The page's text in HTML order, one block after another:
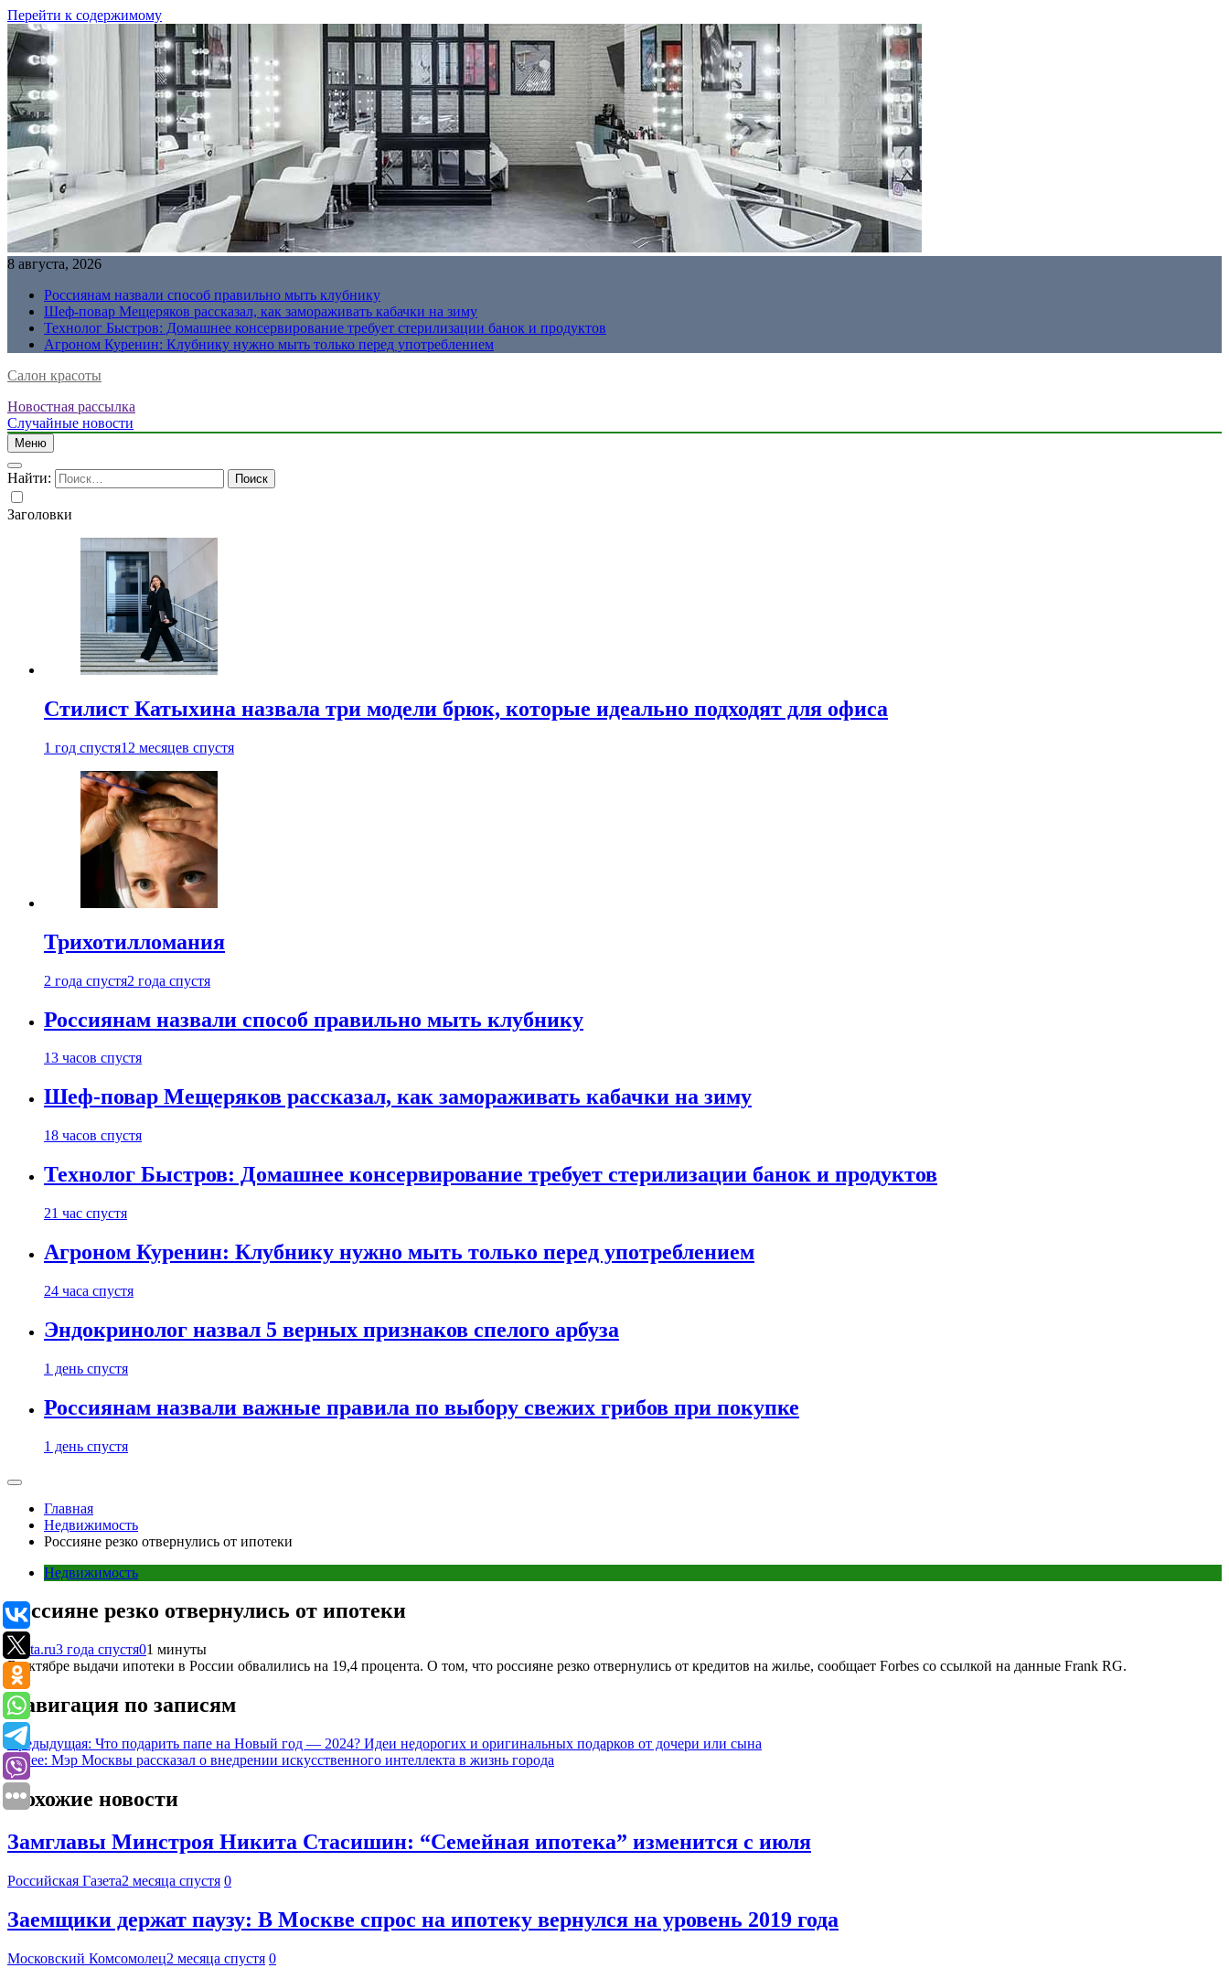
Перейти к содержимому
8 августа, 2026
Россиянам назвали способ правильно мыть клубнику
Шеф-повар Мещеряков рассказал, как замораживать кабачки на зиму
Технолог Быстров: Домашнее консервирование требует стерилизации банок и продуктов
Агроном Куренин: Клубнику нужно мыть только перед употреблением
Салон красоты
Новостная рассылка
Случайные новости
Меню
Найти:
Заголовки
Стилист Катыхина назвала три модели брюк, которые идеально подходят для офиса
1 год спустя12 месяцев спустя
Трихотилломания
2 года спустя2 года спустя
Россиянам назвали способ правильно мыть клубнику
13 часов спустя
Шеф-повар Мещеряков рассказал, как замораживать кабачки на зиму
18 часов спустя
Технолог Быстров: Домашнее консервирование требует стерилизации банок и продуктов
21 час спустя
Агроном Куренин: Клубнику нужно мыть только перед употреблением
24 часа спустя
Эндокринолог назвал 5 верных признаков спелого арбуза
1 день спустя
Россиянам назвали важные правила по выбору свежих грибов при покупке
1 день спустя
Главная
Недвижимость
Россияне резко отвернулись от ипотеки
Недвижимость
Россияне резко отвернулись от ипотеки
Lenta.ru3 года спустя01 минуты
В октябре выдачи ипотеки в России обвалились на 19,4 процента. О том, что россияне резко отвернулись от кредитов на жилье, сообщает Forbes со ссылкой на данные Frank RG.
Навигация по записям
Предыдущая: Что подарить папе на Новый год — 2024? Идеи недорогих и оригинальных подарков от дочери или сына
Далее: Мэр Москвы рассказал о внедрении искусственного интеллекта в жизнь города
Похожие новости
Замглавы Минстроя Никита Стасишин: “Семейная ипотека” изменится с июля
Российская Газета2 месяца спустя 0
Заемщики держат паузу: В Москве спрос на ипотеку вернулся на уровень 2019 года
Московский Комсомолец2 месяца спустя 0